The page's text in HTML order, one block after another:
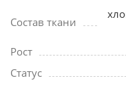
Состав ткани
Рост
Статус